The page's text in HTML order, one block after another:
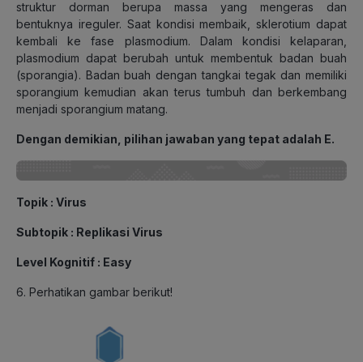
struktur dorman berupa massa yang mengeras dan
bentuknya ireguler. Saat kondisi membaik, sklerotium dapat
kembali ke fase plasmodium. Dalam kondisi kelaparan,
plasmodium dapat berubah untuk membentuk badan buah
(sporangia). Badan buah dengan tangkai tegak dan memiliki
sporangium kemudian akan terus tumbuh dan berkembang
menjadi sporangium matang.
Dengan demikian, pilihan jawaban yang tepat adalah E.
Topik : Virus
Subtopik : Replikasi Virus
Level Kognitif : Easy
6. Perhatikan gambar berikut!